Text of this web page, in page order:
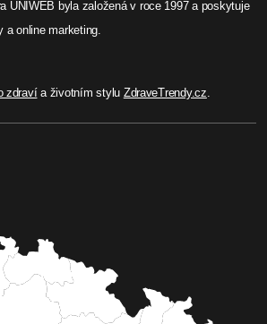
Prokopová
svědky změnit
obvinili
nutit svědky ke změně
kauze. Jeden z obviněných
měsíců vyhýbal nástupu do
ve vazbě.